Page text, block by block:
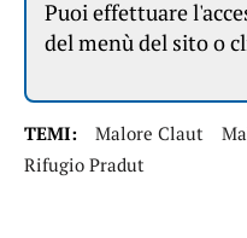
Puoi effettuare
del menù del sito o
TEMI: Malore Claut
Rifugio Pradut